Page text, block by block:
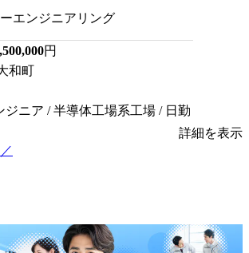
エンジニアリング
円
和町
ジニア / 半導体工場系工場 / 日勤
詳細を表示